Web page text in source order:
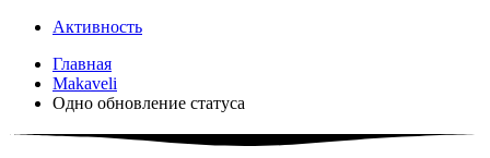
Активность
Главная
Makaveli
Одно обновление статуса